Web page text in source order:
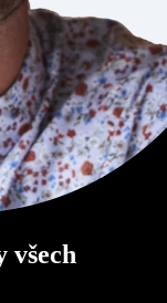
všech